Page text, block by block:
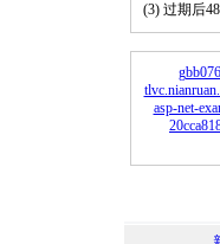
(3) 过期后
asp-net-